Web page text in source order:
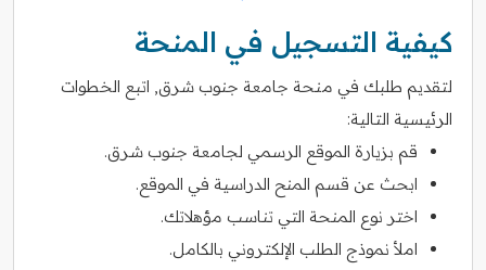
كيفية التسجيل في المنحة
لتقديم طلبك في منحة جامعة جنوب شرق, اتبع الخطوات
الرئيسية التالية:
قم بزيارة الموقع الرسمي لجامعة جنوب شرق.
ابحث عن قسم المنح الدراسية في الموقع.
اختر نوع المنحة التي تناسب مؤهلاتك.
املأ نموذج الطلب الإلكتروني بالكامل.